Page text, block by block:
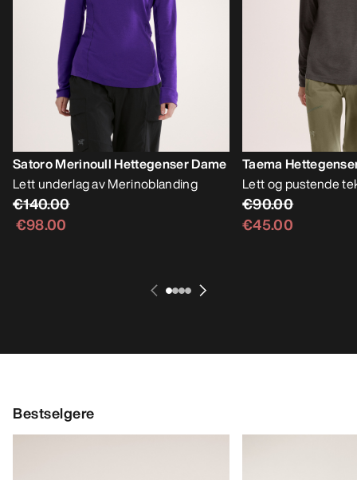
Satoro Merinoull Hettegenser Dame
Lett underlag av Merinoblanding
€140.00
€98.00
Taema
Lett og pustende
€90.00
€45.00
Bestselgere